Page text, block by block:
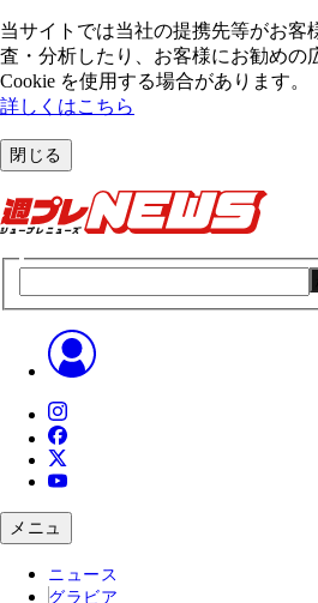
当サイトでは当社の提携先等がお客
査・分析したり、お客様にお勧めの
Cookie を使⽤する場合があります。
詳しくはこちら
閉じる
メニュ
ニュース
グラビア